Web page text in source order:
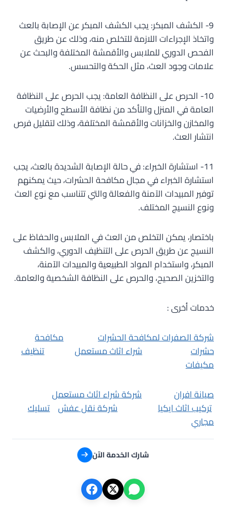
9- الكشف المبكر: يجب الكشف المبكر عن الإصابة بالعث
واتخاذ الإجراءات اللازمة للتخلص منه، وذلك عن طريق
الفحص الدوري للملابس والأقمشة المختلفة والبحث عن
علامات وجود العث، مثل الحكة والتحسس.
10- الحرص على النظافة العامة: يجب الحرص على النظافة
العامة في المنزل والتأكد من نظافة الأسطح والأرضيات
والمخازن والخزانات والأقمشة المختلفة، وذلك لتقليل فرص
انتشار العث.
11- استشارة الخبراء: في حالة الإصابة الشديدة بالعث، يجب
استشارة الخبراء في مجال مكافحة الحشرات، حيث يمكنهم
توفير المبيدات الآمنة والفعالة والتي تتناسب مع نوع العث
ونوع النسيج المختلف.
باختصار، يمكن التخلص من العث في الملابس والحفاظ على
النسيج عن طريق الحرص على التنظيف الدوري، والكشف
المبكر، واستخدام المواد الطبيعية والمبيدات الآمنة،
والتخزين الصحيح، والحرص على النظافة الشخصية والعامة.
خدمات أخرى :
شركة الصفرات لمكافحة الحشرات
مكافحة
حشرات
شراء اثاث مستعمل
تنظيف
مكيفات
صيانة افران
شركة شراء اثاث مستعمل
تركيب اثاث ايكيا
شركة نقل عفش تسليك
مجاري
شارك الخدمة الآن